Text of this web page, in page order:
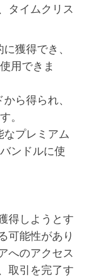
タイムクリス
獲得でき、
用できま
ら得られ、
。
なプレミアム
ンドルに使
得しようとす
可能性があり
へのアクセス
取引を完了す